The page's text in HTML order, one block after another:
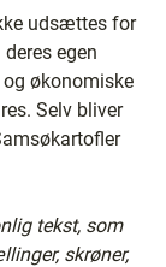
udsættes for
egen
økonomiske
Selv bliver
tekst, som
skrøner,